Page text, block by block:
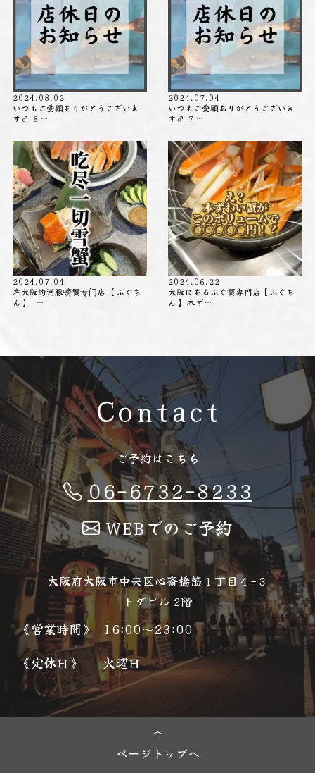
2024.08.02
いつもご愛顧ありがとうございま
す‍♂️ ８…
2024.07.04
いつもご愛顧ありがとうございま
す‍♂️ ７…
2024.07.04
在大阪的河豚螃蟹专门店 【ふぐち
ん】 …
2024.06.22
大阪にあるふぐ蟹専門店【ふぐち
ん】 本ず…
Contact
ご予約はこちら
06-6732-8233
WEBでのご予約
大阪府大阪市中央区心斎橋筋１丁目４−３
トダビル 2階
《営業時間》
16:00～23:00
《定休日》
火曜日
ページトップへ